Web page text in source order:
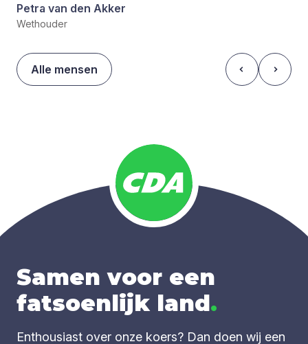
Petra van den Akker
Wethouder
Alle mensen
Samen voor een
fatsoenlijk land.
Enthousiast over onze koers? Dan doen wij een